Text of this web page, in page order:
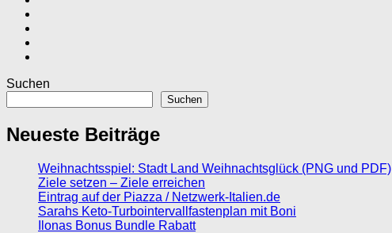
Suchen
Suchen
Neueste Beiträge
Weihnachtsspiel: Stadt Land Weihnachtsglück (PNG und PDF)
Ziele setzen – Ziele erreichen
Eintrag auf der Piazza / Netzwerk-Italien.de
Sarahs Keto-Turbointervallfastenplan mit Boni
Ilonas Bonus Bundle Rabatt